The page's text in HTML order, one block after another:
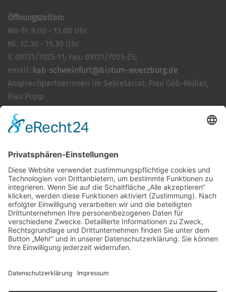
Öffnungszeiten:
Mo-Fr. 9.00 - 12.00 Uhr
Mi. 12.30 - 15.30 Uhr
T. 09721/7025-11; Fax: 09721/7025-25;
email: kab-schweinfurt@bistum-wuerzburg.de
Ansprechpartnerinnen im Sekretariat: Frau Göb-Müller,
Frau Popp
Cookie-Einstellungen
Kontakt
Login